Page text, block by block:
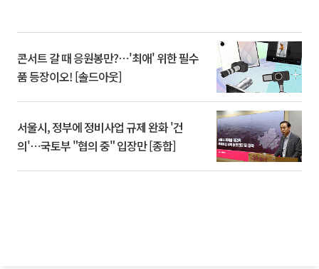
콘서트 갈 때 응원봉만?⋯'최애' 위한 필수
품 등장이오! [솔드아웃]
서울시, 정부에 정비사업 규제 완화 '건
의'⋯국토부 "협의 중" 입장만 [종합]